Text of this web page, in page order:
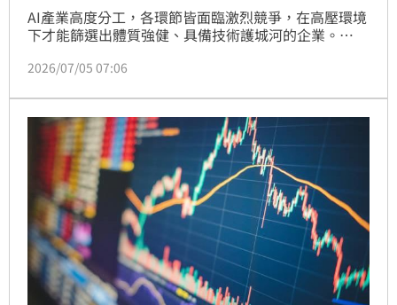
AI產業高度分工，各環節皆面臨激烈競爭，在高壓環境
下才能篩選出體質強健、具備技術護城河的企業。
微概念股」，除台積電外，亦包括奇鋐、廣達、緯穎等
潮。根據00400A最新持股紀錄，這檔主動式ETF已將
上述多家題材概念股納入投資組合，為投資人提前部署
AI商機，透過00400A即可輕鬆布局市場趨勢。
2026/07/05 07:06